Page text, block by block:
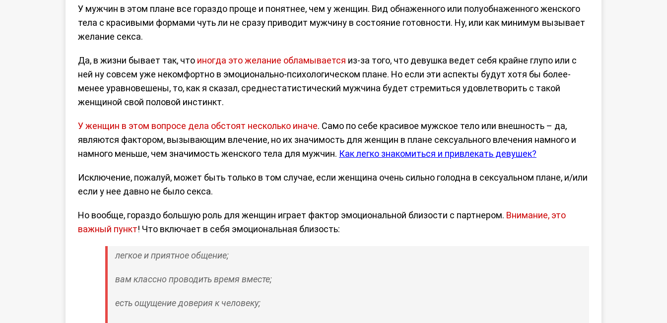
У мужчин в этом плане все гораздо проще и понятнее, чем у женщин. Вид обнаженного или полуобнаженного женского
тела с красивыми формами чуть ли не сразу приводит мужчину в состояние готовности. Ну, или как минимум вызывает
желание секса.
Да, в жизни бывает так, что иногда это желание обламывается из-за того, что девушка ведет себя крайне глупо или с
ней ну совсем уже некомфортно в эмоционально-психологическом плане. Но если эти аспекты будут хотя бы более-
менее уравновешены, то, как я сказал, среднестатистический мужчина будет стремиться удовлетворить с такой
женщиной свой половой инстинкт.
У женщин в этом вопросе дела обстоят несколько иначе. Само по себе красивое мужское тело или внешность – да,
являются фактором, вызывающим влечение, но их значимость для женщин в плане сексуального влечения намного и
намного меньше, чем значимость женского тела для мужчин. Как легко знакомиться и привлекать девушек?
Исключение, пожалуй, может быть только в том случае, если женщина очень сильно голодна в сексуальном плане, и/или
если у нее давно не было секса.
Но вообще, гораздо большую роль для женщин играет фактор эмоциональной близости с партнером. Внимание, это
важный пункт! Что включает в себя эмоциональная близость:
легкое и приятное общение;
вам классно проводить время вместе;
есть ощущение доверия к человеку;